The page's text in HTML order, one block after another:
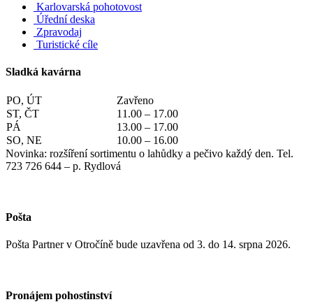
Karlovarská pohotovost
Úřední deska
Zpravodaj
Turistické cíle
Sladká kavárna
PO, ÚT
Zavřeno
ST, ČT
11.00 – 17.00
PÁ
13.00 – 17.00
SO, NE
10.00 – 16.00
Novinka: rozšíření sortimentu o lahůdky a pečivo každý den. Tel.
723 726 644 – p. Rydlová
Pošta
Pošta Partner v Otročíně bude uzavřena od 3. do 14. srpna 2026.
Pronájem pohostinství